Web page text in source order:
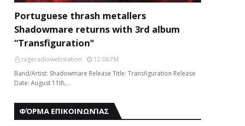
Portuguese thrash metallers
Shadowmare returns with 3rd album
“Transfiguration"
rageradiowebstation
12:08 PM
Band/Artist: Shadowmare Release Title: Transfiguration Release
Date: August 11th,…
ΦΌΡΜΑ ΕΠΙΚΟΙΝΩΝΊΑΣ